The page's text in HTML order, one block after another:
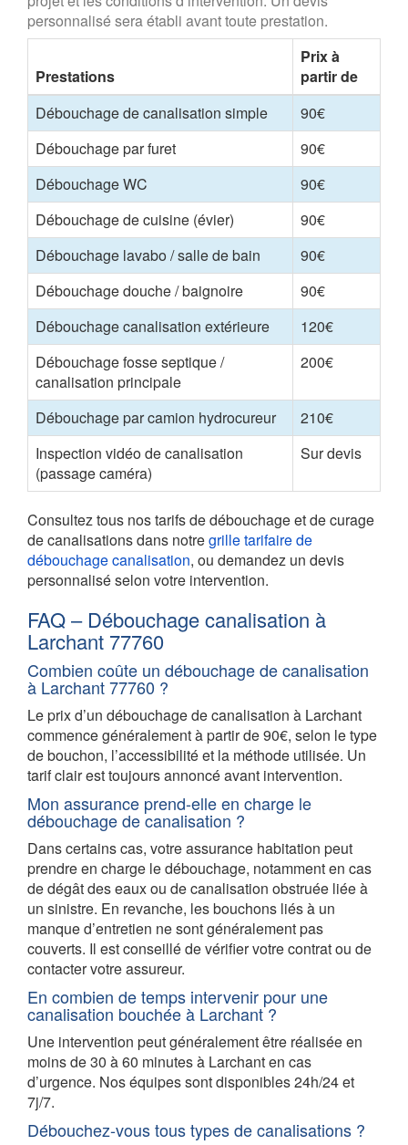
personnalisé sera établi avant toute prestation.
Prestations
Prix à
partir de
Débouchage de canalisation simple
90€
Débouchage par furet
90€
Débouchage WC
90€
Débouchage de cuisine (évier)
90€
Débouchage lavabo / salle de bain
90€
Débouchage douche / baignoire
90€
Débouchage canalisation extérieure
120€
Débouchage fosse septique /
canalisation principale
200€
Débouchage par camion hydrocureur
210€
Inspection vidéo de canalisation
(passage caméra)
Sur devis
Consultez tous nos tarifs de débouchage et de curage
de canalisations dans notregrille tarifaire de
débouchage canalisation, ou demandez un devis
personnalisé selon votre intervention.
FAQ – Débouchage canalisation à
Larchant 77760
Combien coûte un débouchage de canalisation
à Larchant 77760 ?
Le prix d’un débouchage de canalisation à Larchant
commence généralement à partir de 90€, selon le type
de bouchon, l’accessibilité et la méthode utilisée. Un
tarif clair est toujours annoncé avant intervention.
Mon assurance prend-elle en charge le
débouchage de canalisation ?
Dans certains cas, votre assurance habitation peut
prendre en charge le débouchage, notamment en cas
de dégât des eaux ou de canalisation obstruée liée à
un sinistre. En revanche, les bouchons liés à un
manque d’entretien ne sont généralement pas
couverts. Il est conseillé de vérifier votre contrat ou de
contacter votre assureur.
En combien de temps intervenir pour une
canalisation bouchée à Larchant ?
Une intervention peut généralement être réalisée en
moins de 30 à 60 minutes à Larchant en cas
d’urgence. Nos équipes sont disponibles 24h/24 et
7j/7.
Débouchez-vous tous types de canalisations ?